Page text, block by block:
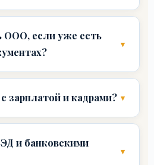
ООО, если уже есть
зарплатой и кадрами?
и банковскими